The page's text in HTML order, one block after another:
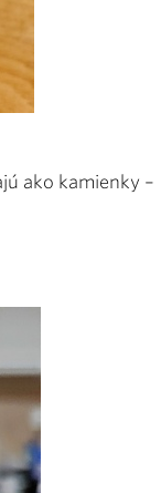
ako kamienky –